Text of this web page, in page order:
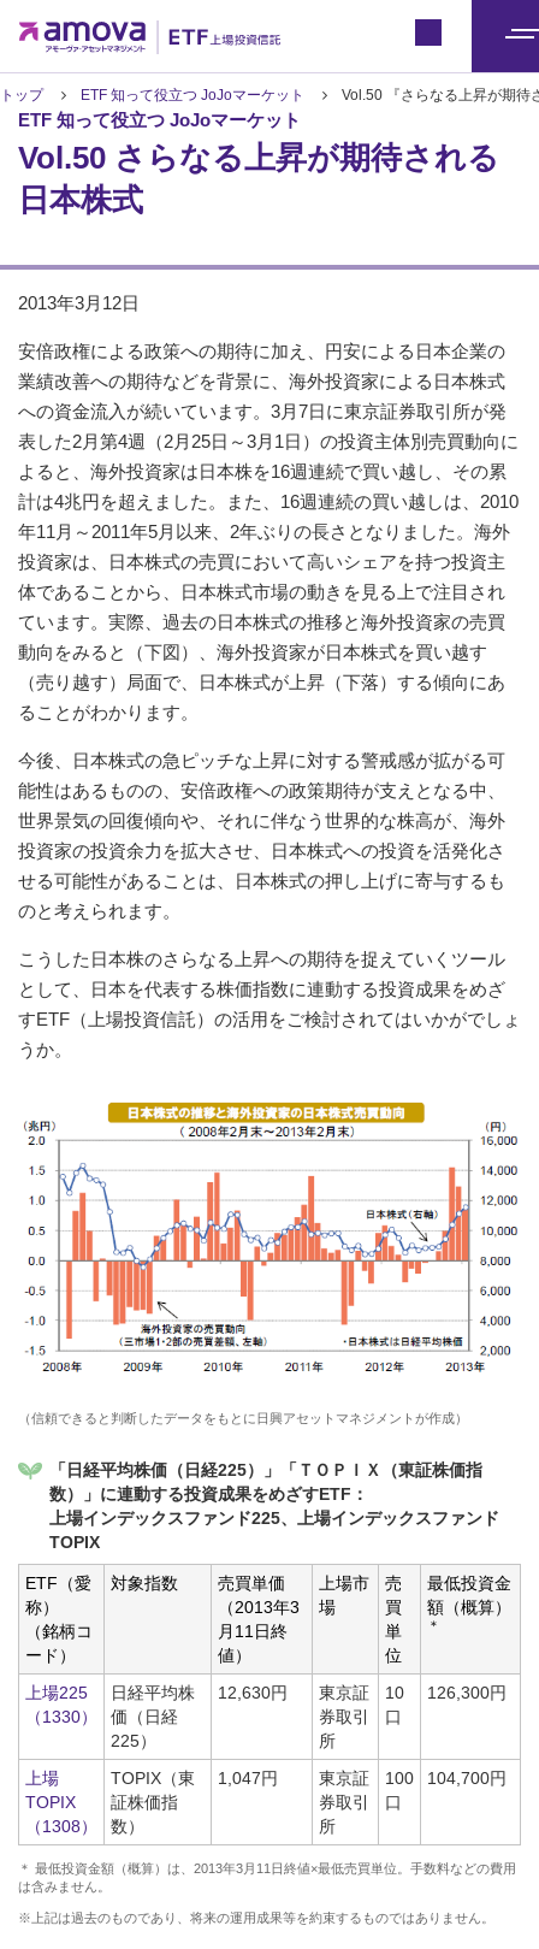
ETFトップ
ニ
トップ ETF 知って役立つ JoJoマーケット Vol.50 『さらなる上昇が期待
ETF 知って役立つ JoJoマーケット
Vol.50 さらなる上昇が期待される
日本株式
2013年3月12日
安倍政権による政策への期待に加え、円安による日本企業の
業績改善への期待などを背景に、海外投資家による日本株式
への資金流入が続いています。3月7日に東京証券取引所が発
表した2月第4週（2月25日～3月1日）の投資主体別売買動向に
よると、海外投資家は日本株を16週連続で買い越し、その累
計は4兆円を超えました。また、16週連続の買い越しは、2010
年11月～2011年5月以来、2年ぶりの長さとなりました。海外
投資家は、日本株式の売買において高いシェアを持つ投資主
体であることから、日本株式市場の動きを見る上で注目され
ています。実際、過去の日本株式の推移と海外投資家の売買
動向をみると（下図）、海外投資家が日本株式を買い越す
（売り越す）局面で、日本株式が上昇（下落）する傾向にあ
ることがわかります。
今後、日本株式の急ピッチな上昇に対する警戒感が拡がる可
能性はあるものの、安倍政権への政策期待が支えとなる中、
世界景気の回復傾向や、それに伴なう世界的な株高が、海外
投資家の投資余力を拡大させ、日本株式への投資を活発化さ
せる可能性があることは、日本株式の押し上げに寄与するも
のと考えられます。
こうした日本株のさらなる上昇への期待を捉えていくツール
として、日本を代表する株価指数に連動する投資成果をめざ
すETF（上場投資信託）の活用をご検討されてはいかがでしょ
うか。
（信頼できると判断したデータをもとに日興アセットマネジメントが作成）
「日経平均株価（日経225）」「ＴＯＰＩＸ（東証株価指
数）」に連動する投資成果をめざすETF：
上場インデックスファンド225、上場インデックスファンド
TOPIX
ETF（愛
称）
（銘柄コ
ード）
対象指数
売買単価
（2013年3
月11日終
値）
上場市
場
売
買
単
位
最低投資金
額（概算）
＊
上場225
（1330）
日経平均株
価（日経
225）
12,630円
東京証
券取引
所
10
口
126,300円
上場
TOPIX
（1308）
TOPIX（東
証株価指
数）
1,047円
東京証
券取引
所
100
口
104,700円
＊ 最低投資金額（概算）は、2013年3月11日終値×最低売買単位。手数料などの費用
は含みません。
※上記は過去のものであり、将来の運用成果等を約束するものではありません。